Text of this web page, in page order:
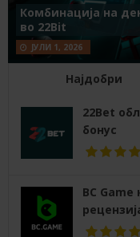
Комбинација на
во 22Bit
ЈУЛИ 1, 2026
Најдобри
22Bet
бонус
BC